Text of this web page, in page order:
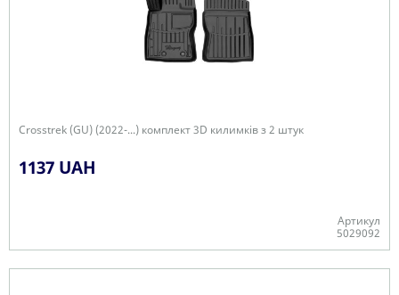
Crosstrek (GU) (2022-...) комплект 3D килимків з 2 штук
1137 UAH
Артикул
5029092